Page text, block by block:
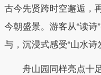
古今先贤跨时空邂逅，
今朝盛景。游客从“读诗
与，沉浸式感受“山水诗
舟山园同样亮点十足